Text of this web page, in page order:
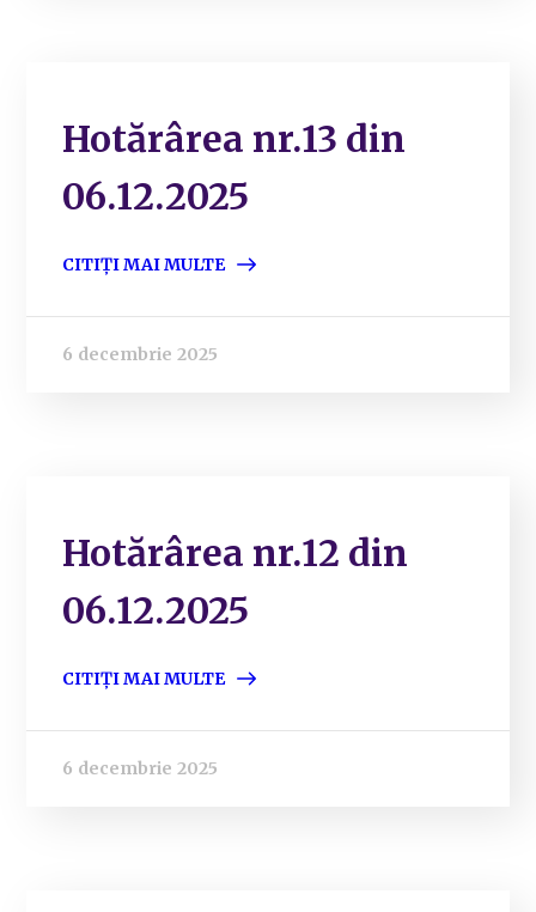
Hotărârea nr.13 din
06.12.2025
CITIȚI MAI MULTE
6 decembrie 2025
Hotărârea nr.12 din
06.12.2025
CITIȚI MAI MULTE
6 decembrie 2025